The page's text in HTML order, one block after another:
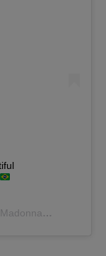
Madonna